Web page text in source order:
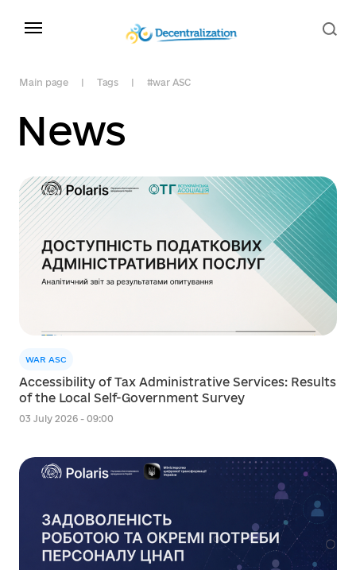
Main page Tags #war ASC
News
WAR ASC
Accessibility of Tax Administrative Services: Results
of the Local Self-Government Survey
03 July 2026 - 09:00